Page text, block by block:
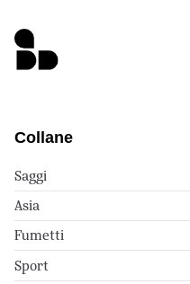
Collane
Saggi
Asia
Fumetti
Sport